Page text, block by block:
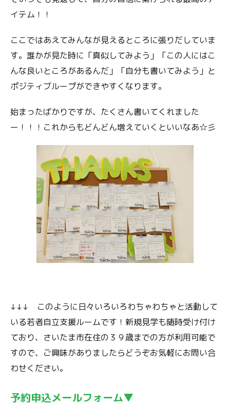
イテム！！
ここではあえてみんなが見えるところに張りだしていま
す。誰かが見た時に「真似してみよう」「この人にはこ
んな良いところがあるんだ」「自分も書いてみよう」と
ポジティブループができやすくなります。
始まったばかりですが、たくさん書いてくれました
ー！！！これからもどんどん増えていくといいなあ☆彡
↓↓↓ このように日々いろいろわちゃわちゃと活動して
いる若者自立支援ルームです！新規見学も随時受け付け
ており、さいたま市在住の３９歳までの方が利用可能で
すので、ご興味がありましたらどうぞお気軽にお問い合
わせください。
予約申込メールフォーム▼